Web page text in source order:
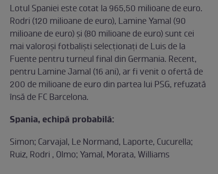
Lotul Spaniei este cotat la 965,50 milioane de euro.
Rodri (120 milioane de euro), Lamine Yamal (90
milioane de euro) și (80 milioane de euro) sunt cei
mai valoroși fotbaliști selecționați de Luis de la
Fuente pentru turneul final din Germania. Recent,
pentru Lamine Jamal (16 ani), ar fi venit o ofertă de
200 de milioane de euro din partea lui PSG, refuzată
însă de FC Barcelona.
Spania, echipă probabilă:
Simon; Carvajal, Le Normand, Laporte, Cucurella;
Ruiz, Rodri , Olmo; Yamal, Morata, Williams